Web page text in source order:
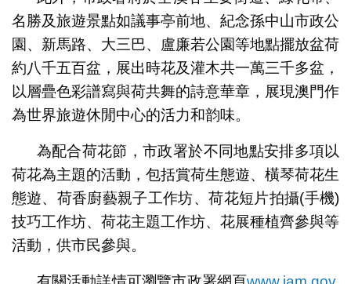
名勝及旅遊景點如議事亭前地、紀念孫中山市政公
園、新馬路、大三巴、盧廉若公園等地點擺放盆荷
約八千五百盆，展出時花及灌木共一萬三千多盆，
以層疊色彩譜寫與荷共舞的詩意華章，展現澳門作
為世界旅遊休閒中心的活力和韵味。
為配合荷花節，市政署於不同地點安排多項以
荷花為主題的活動，包括賞荷生態遊、橫琴荷花生
態遊、荷香廚藝親子工作坊、荷花短片拍攝(手機)
技巧工作坊、荷花主題工作坊、花展種植齊參與等
活動，供市民參與。